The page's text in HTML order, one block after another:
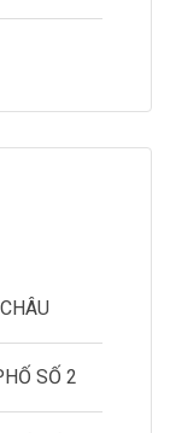
SỐ 2